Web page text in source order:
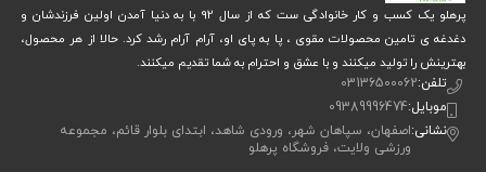
پرهلو یک کسب و کار خانوادگی ست که از سال 92 با به دنیا آمدن اولین فرزندشان و
دغدغه ی تامین محصولات مقوی ، پا به پای او، آرام آرام رشد کرد. حالا از هر محصول،
بهترینش را تولید میکنند و با عشق و احترام به شما تقدیم میکنند.
تلفن:03136500062
موبایل:09389996474
نشانی:اصفهان، سپاهان شهر، ورودی شاهد، ابتدای بلوار قائم، مجموعه
ورزشی ولایت، فروشگاه پرهلو